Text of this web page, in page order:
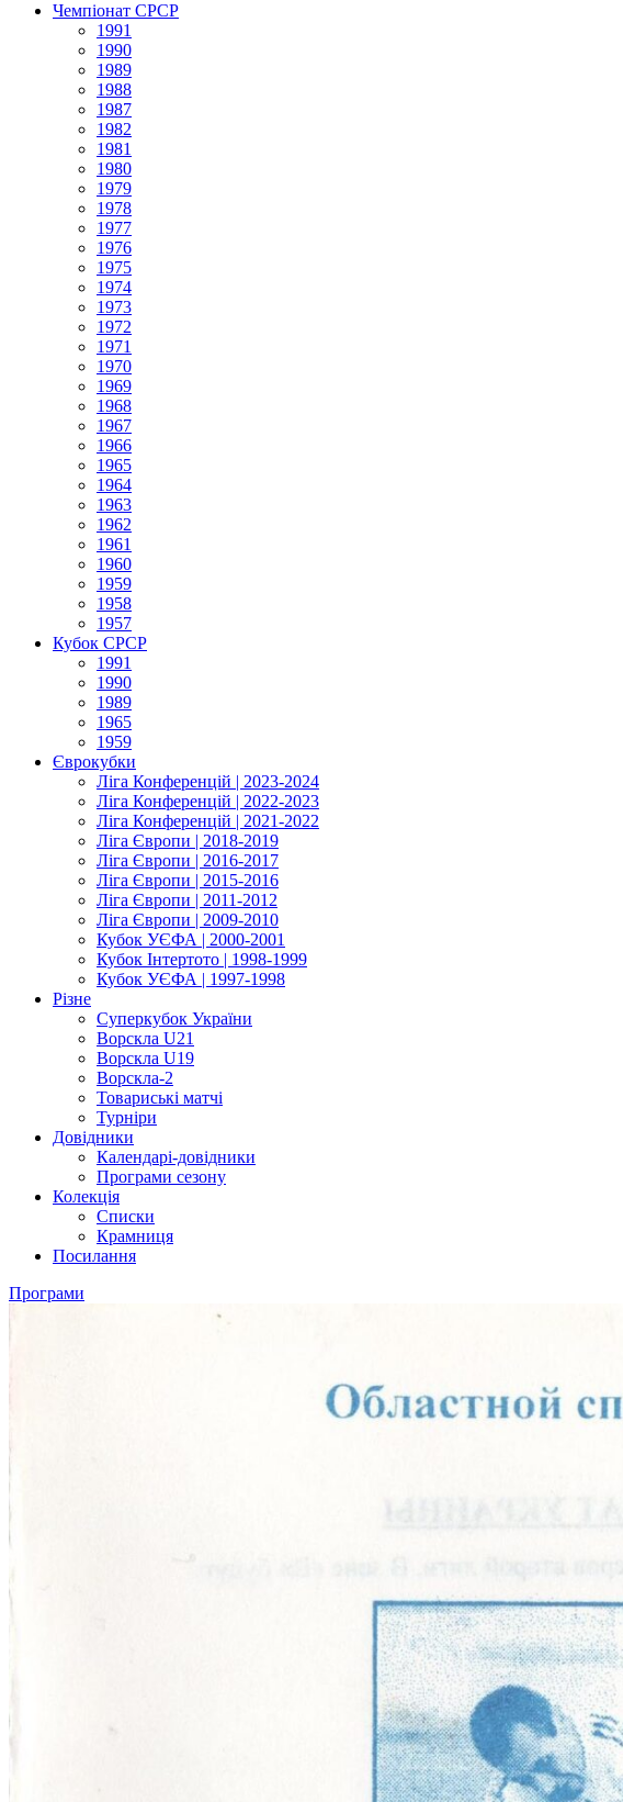
Чемпіонат СРСР
1991
1990
1989
1988
1987
1982
1981
1980
1979
1978
1977
1976
1975
1974
1973
1972
1971
1970
1969
1968
1967
1966
1965
1964
1963
1962
1961
1960
1959
1958
1957
Кубок СРСР
1991
1990
1989
1965
1959
Єврокубки
Ліга Конференцій | 2023-2024
Ліга Конференцій | 2022-2023
Ліга Конференцій | 2021-2022
Ліга Європи | 2018-2019
Ліга Європи | 2016-2017
Ліга Європи | 2015-2016
Ліга Європи | 2011-2012
Ліга Європи | 2009-2010
Кубок УЄФА | 2000-2001
Кубок Інтертото | 1998-1999
Кубок УЄФА | 1997-1998
Різне
Суперкубок України
Ворскла U21
Ворскла U19
Ворскла-2
Товариські матчі
Турніри
Довідники
Календарі-довідники
Програми сезону
Колекція
Списки
Крамниця
Посилання
Програми